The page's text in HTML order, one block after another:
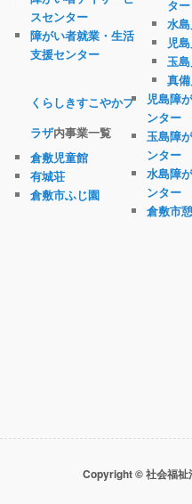
スセンター
障がい者就業・生活
支援センター
くらしきすこやかプ
ラザ内事業一覧
倉敷児童館
有城荘
倉敷市ふじ園
ター
水
児
玉
真
児島障
ンター
玉島障
ンター
水島障
ンター
倉敷市
Copyright © 社会福祉